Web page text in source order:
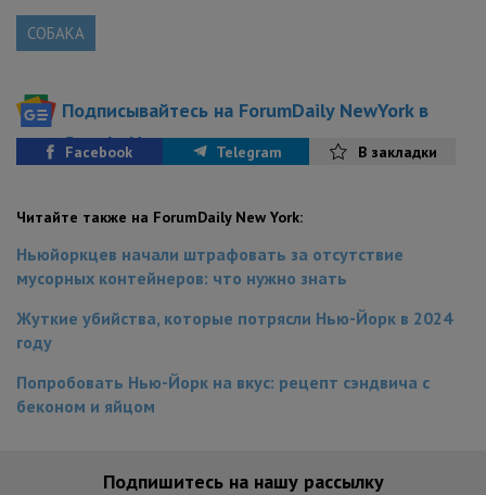
СОБАКА
Подписывайтесь на ForumDaily NewYork в
Google News
Facebook Telegram В закладки
Читайте также на ForumDaily New York:
Ньюйоркцев начали штрафовать за отсутствие
мусорных контейнеров: что нужно знать
Жуткие убийства, которые потрясли Нью-Йорк в 2024
году
Попробовать Нью-Йорк на вкус: рецепт сэндвича с
беконом и яйцом
Подпишитесь на нашу рассылку